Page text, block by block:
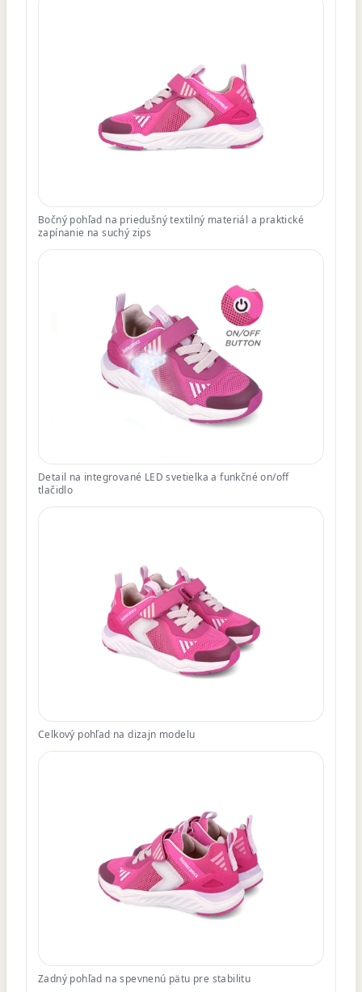
Bočný pohľad na priedušný textilný materiál a praktické
zapínanie na suchý zips
Detail na integrované LED svetielka a funkčné on/off
tlačidlo
Celkový pohľad na dizajn modelu
Zadný pohľad na spevnenú pätu pre stabilitu